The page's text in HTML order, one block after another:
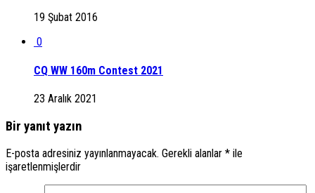
19 Şubat 2016
0
CQ WW 160m Contest 2021
23 Aralık 2021
Bir yanıt yazın
E-posta adresiniz yayınlanmayacak. Gerekli alanlar * ile
işaretlenmişlerdir